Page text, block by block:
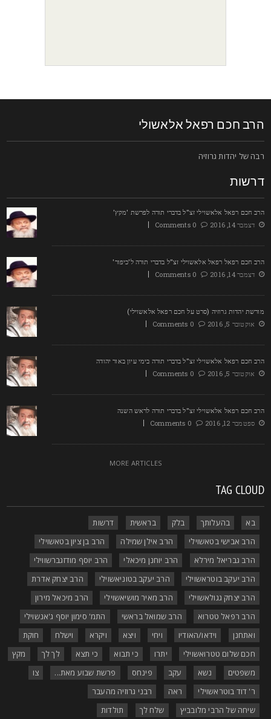
חכם רפאל אלאשולי
של יהדות גרוזיה
חכם רפאל אלאשוילי זצ"ל בדברי תורה לפרשת 'מקץ'
דצמבר 14, 2016
0 Comments
חכם רפאל רפאל אלאשוילי זצ"ל בדברי תורה ל'כיפור'
דצמבר 14, 2016
0 Comments
יהדות גרוזיה (סרט על חכם רפאל אלאשוילי)
אוקטובר 5, 2016
0 Comments
חכם רפאל אלאשוילי זצ"ל בדברי תורה בימי עיון באור יהודה
אוקטובר 5, 2016
0 Comments
חכם רפאל אלאשוילי זצ"ל בדברי תורה לראש השנה
ספטמבר 12, 2016
0 Comments
MORE ARTICLES
TAG
בא בהעלותך בלק בראשית
דרשות
הרב אבישי בטאשוילי
הרב אילן שמילה
הרב בן ציון בטאשוילי
הרב גבריאל מירלא
הרב יוחנן מיכאלי
הרב יוסף מודזגברשווילי
הרב יעקב בוטראשוילי
הרב יעקב בטוניאשוילי
הרב יצחק אדרת
הרב יצחק גגולאשוילי
הרב מאיר מושיאשוילי
הרב מיכאל מירון
הרב רפאל טטרוא
הרב שמואל בראשי
התמ' סימון יוסף ג'אנשוילי
ואתחנן
וידאו/האודיו ויחי ויצא ויקרא וישלח
חוקת
חכם שלום טטרואשוילי
יתרו כי תבוא כי תצא לך לך
מקץ
משפטים
נשא עקב פינחס פרשת שבוע מאת...
ר' דוד בוטראשוילי
ראה
רבני גרוזיה מהעבר
שיחה של הרבי מלובביץ
שלח לך תולדות